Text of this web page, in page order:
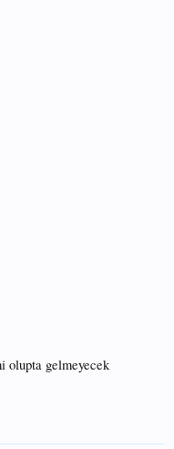
olupta gelmeyecek